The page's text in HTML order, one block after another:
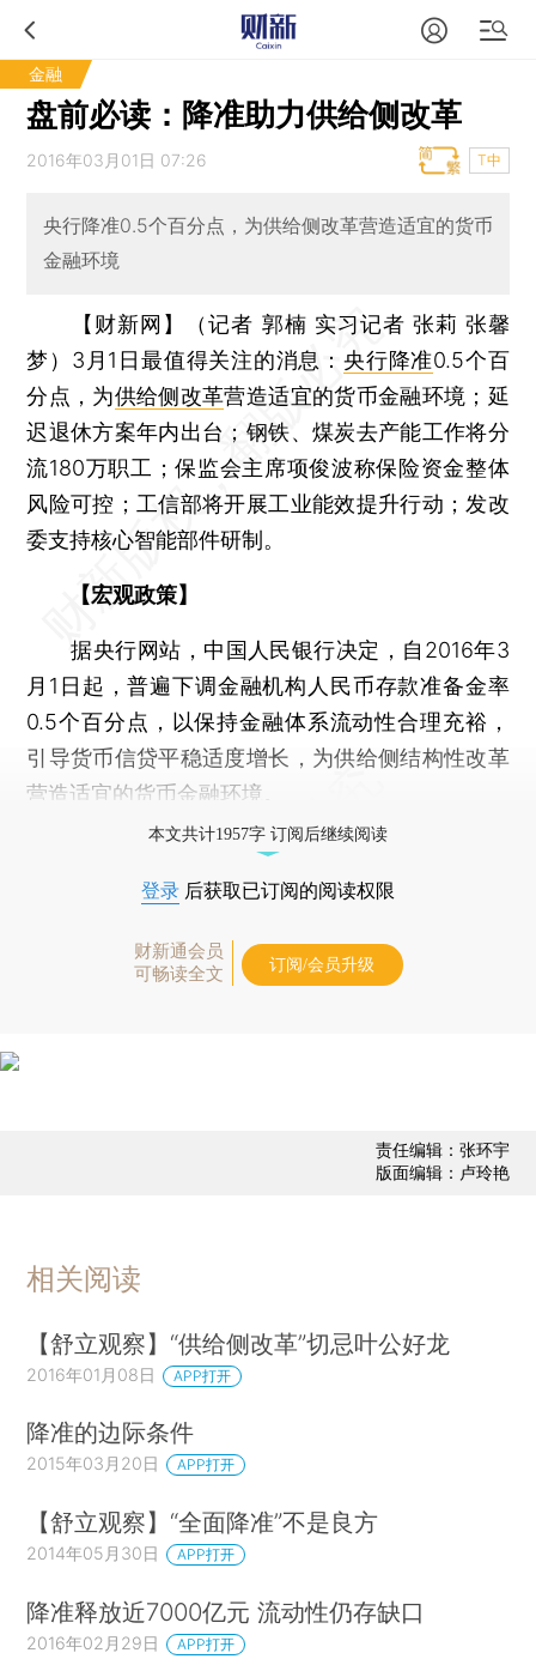
金融
盘前必读：降准助力供给侧改革
2016年03月01日 07:26 T中
央行降准0.5个百分点，为供给侧改革营造适宜的货币
金融环境
【财新网】（记者 郭楠 实习记者 张莉 张馨
梦） 3月1日最值得关注的消息： 央行降准0.5个百
分点，为供给侧改革营造适宜的货币金融环境；延
迟退休方案年内出台；钢铁、煤炭去产能工作将分
流180万职工；保监会主席项俊波称保险资金整体
风险可控；工信部将开展工业能效提升行动；发改
委支持核心智能部件研制。
【宏观政策】
据央行网站，中国人民银行决定，自2016年3
月1日起，普遍下调金融机构人民币存款准备金率
0.5个百分点，以保持金融体系流动性合理充裕，
引导货币信贷平稳适度增长，为供给侧结构性改革
营造适宜的货币金融环境。
本文共计1957字 订阅后继续阅读
登录 后获取已订阅的阅读权限
财新通会员
可畅读全文
订阅/会员升级
责任编辑：张环宇
版面编辑：卢玲艳
相关阅读
【舒立观察】“供给侧改革”切忌叶公好龙
2016年01月08日 APP打开
降准的边际条件
2015年03月20日 APP打开
【舒立观察】“全面降准”不是良方
2014年05月30日 APP打开
降准释放近7000亿元 流动性仍存缺口
2016年02月29日 APP打开